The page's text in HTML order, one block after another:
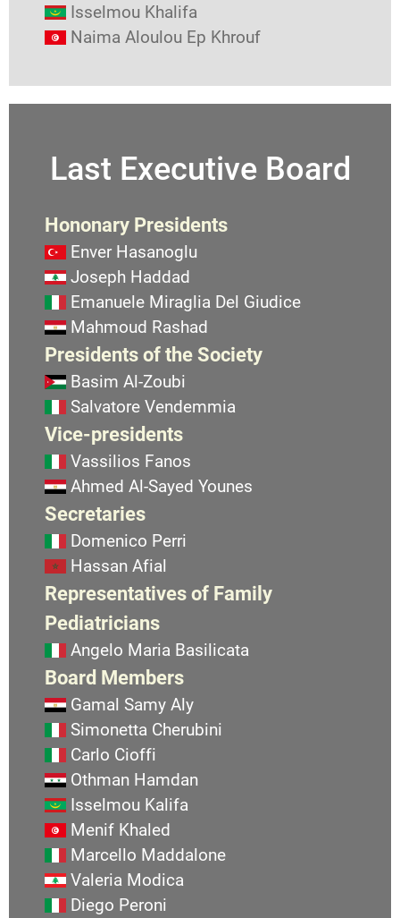
Isselmou Khalifa
Naima Aloulou Ep Khrouf
Last Executive Board
Hononary Presidents
Enver Hasanoglu
Joseph Haddad
Emanuele Miraglia Del Giudice
Mahmoud Rashad
Presidents of the Society
Basim Al-Zoubi
Salvatore Vendemmia
Vice-presidents
Vassilios Fanos
Ahmed Al-Sayed Younes
Secretaries
Domenico Perri
Hassan Afial
Representatives of Family
Pediatricians
Angelo Maria Basilicata
Board Members
Gamal Samy Aly
Simonetta Cherubini
Carlo Cioffi
Othman Hamdan
Isselmou Kalifa
Menif Khaled
Marcello Maddalone
Valeria Modica
Diego Peroni